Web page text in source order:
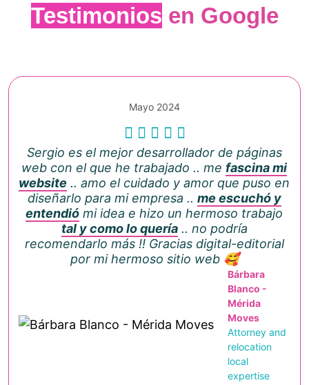
Testimonios en Google
Mayo 2024
Sergio es el mejor desarrollador de páginas
web con el que he trabajado .. me fascina mi
website .. amo el cuidado y amor que puso en
diseñarlo para mi empresa .. me escuchó y
entendió mi idea e hizo un hermoso trabajo
tal y como lo quería.. no podría
recomendarlo más !! Gracias digital-editorial
por mi hermoso sitio web 🥰
Bárbara
Blanco -
Mérida
Moves
Attorney and
relocation
local
expertise